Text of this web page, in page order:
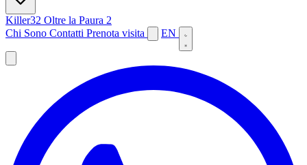
Killer32 Oltre la Paura 2
Chi Sono Contatti Prenota visita EN